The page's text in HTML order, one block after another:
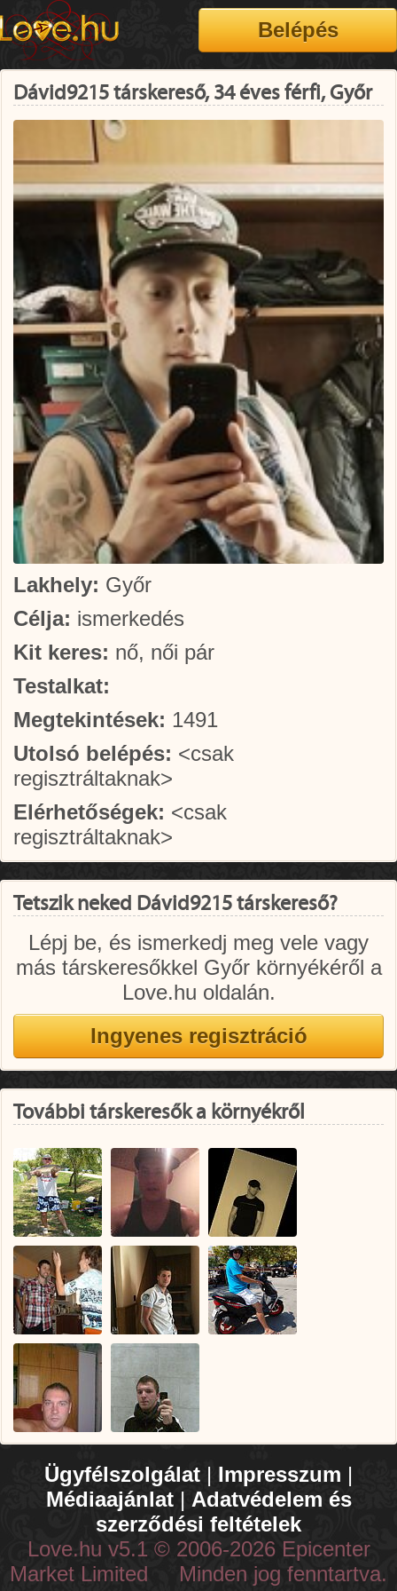
Dávid9215 társkereső, 34 éves férfi, Győr
Lakhely: Győr
Célja: ismerkedés
Kit keres: nő, női pár
Testalkat:
Megtekintések: 1491
Utolsó belépés: <csak
regisztráltaknak>
Elérhetőségek: <csak
regisztráltaknak>
Tetszik neked Dávid9215 társkereső?
Lépj be, és ismerkedj meg vele vagy
más társkeresőkkel Győr környékéről a
Love.hu oldalán.
További társkeresők a környékről
Ügyfélszolgálat | Impresszum |
Médiaajánlat| Adatvédelem és
szerződési feltételek
Love.hu v5.1 © 2006-2026 Epicenter
Market Limited Minden jog fenntartva.